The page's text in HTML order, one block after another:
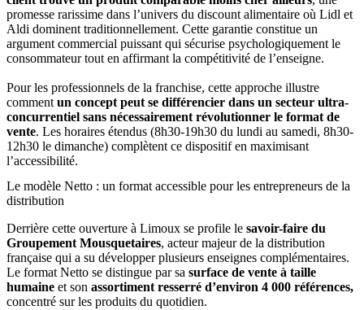
promesse rarissime dans l’univers du discount alimentaire où Lidl et
Aldi dominent traditionnellement. Cette garantie constitue un
argument commercial puissant qui sécurise psychologiquement le
consommateur tout en affirmant la compétitivité de l’enseigne.
Pour les professionnels de la franchise, cette approche illustre
comment un concept peut se différencier dans un secteur ultra-
concurrentiel sans nécessairement révolutionner le format de
vente. Les horaires étendus (8h30-19h30 du lundi au samedi, 8h30-
12h30 le dimanche) complètent ce dispositif en maximisant
l’accessibilité.
Le modèle Netto : un format accessible pour les entrepreneurs de la
distribution
Derrière cette ouverture à Limoux se profile le savoir-faire du
Groupement Mousquetaires, acteur majeur de la distribution
française qui a su développer plusieurs enseignes complémentaires.
Le format Netto se distingue par sa surface de vente à taille
humaine et son assortiment resserré d’environ 4 000 références,
concentré sur les produits du quotidien.